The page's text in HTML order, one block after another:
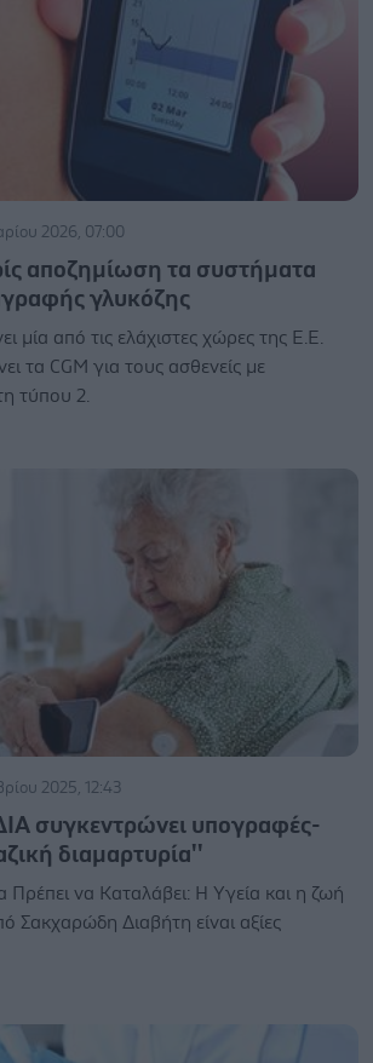
2026, 07:00
αποζημίωση τα συστήματα
γλυκόζης
μία από τις ελάχιστες χώρες της Ε.Ε.
τα CGM για τους ασθενείς με
τύπου 2.
2025, 12:43
συγκεντρώνει υπογραφές-
διαμαρτυρία''
Πρέπει να Καταλάβει: Η Υγεία και η ζωή
Σακχαρώδη Διαβήτη είναι αξίες